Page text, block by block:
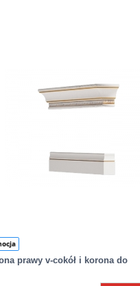
prawy v-cokół i korona do